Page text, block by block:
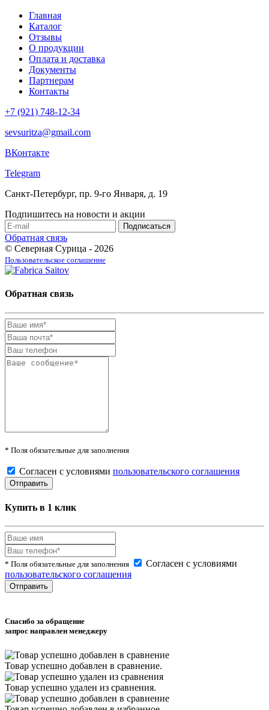
Главная
Каталог
Отзывы
О продукции
Оплата и доставка
Документы
Партнерам
Контакты
+7 (921) 748-12-34
sevsuritza@gmail.com
ВКонтакте
Telegram
Санкт-Петербург, пр. 9-го Января, д. 19
Подпишитесь на новости и акции
Обратная связь
© Северная Сурица - 2026
Пользовательское соглашение
Обратная связь
* Поля обязательные для заполнения
Согласен с условиями пользовательского соглашения
Купить в 1 клик
* Поля обязательные для заполнения
Согласен с условиями
пользовательского соглашения
Спасибо за обращение
запрос направлен менеджеру
Товар успешно добавлен в сравнение.
Товар успешно удален из сравнения.